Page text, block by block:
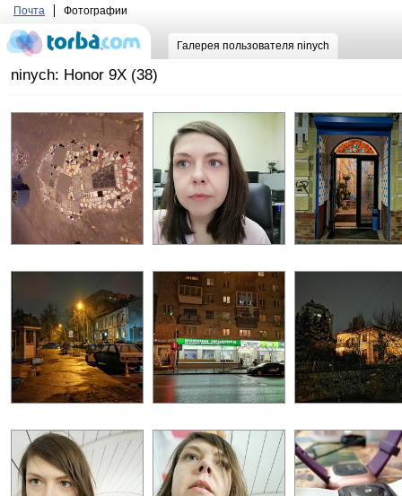
Почта Фотографии
Галерея пользователя ninych
ninych: Honor 9X (38)